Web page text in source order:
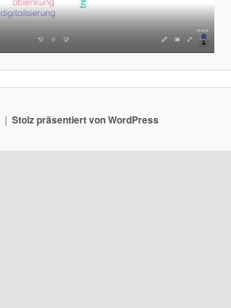
Stolz präsentiert von WordPress